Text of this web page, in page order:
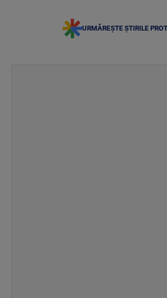
URMĂREȘTE ȘTIRILE